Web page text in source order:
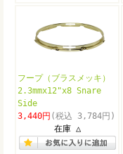
フープ（ブラスメッキ）
2.3mmx12"x8 Snare
Side
3,440円 (税込 3,784円)
在庫 △